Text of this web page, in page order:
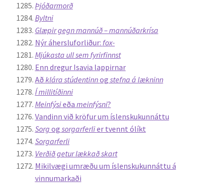
Þjóðarmorð
Byltni
Glæpir gegn mannúð – mannúðarkrísa
Nýr áhersluforliður: fox-
Mjúkasta ull sem fyrirfinnst
Enn dregur Isavia lappirnar
Að klára stúdentinnog stefna á lækninn
Í millitíðinni
Meinfýsieða meinfýsni?
Vandinn við kröfur um íslenskukunnáttu
Sorg og sorgarferlier tvennt ólíkt
Sorgarferli
Verðið getur lækkað skart
Mikilvægi umræðu um íslenskukunnáttu á
vinnumarkaði